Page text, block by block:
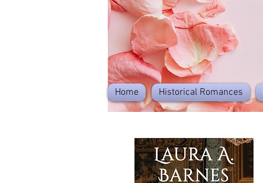
Home Historical Romances